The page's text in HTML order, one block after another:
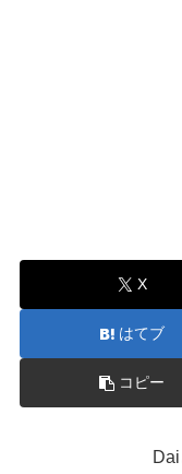
X
はてブ
コピー